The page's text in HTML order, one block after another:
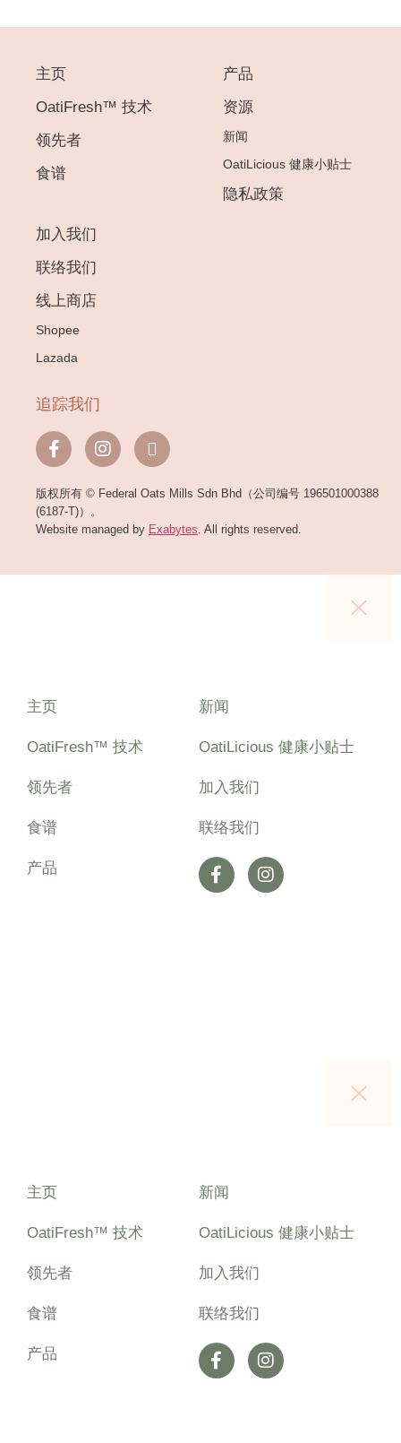
主页
OatiFresh™ 技术
领先者
食谱
产品
资源
新闻
OatiLicious 健康小贴士
隐私政策
加入我们
联络我们
线上商店
Shopee
Lazada
追踪我们
版权所有 © Federal Oats Mills Sdn Bhd（公司编号 196501000388
(6187-T)）。
Website managed by Exabytes. All rights reserved.
主页
OatiFresh™ 技术
领先者
食谱
产品
新闻
OatiLicious 健康小贴士
加入我们
联络我们
主页
OatiFresh™ 技术
领先者
食谱
产品
新闻
OatiLicious 健康小贴士
加入我们
联络我们